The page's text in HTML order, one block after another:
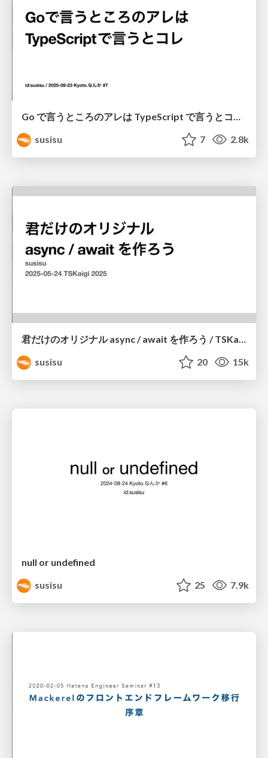
Go で言うところのアレは TypeScript で言うとコレ / Kyoto.なんか #7
susisu
7 2.8k
君だけのオリジナル async / await を作ろう / TSKaigi 2025
susisu
20 15k
null or undefined
susisu
25 7.9k